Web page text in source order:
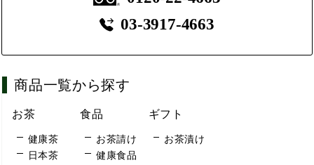
03-3917-4663
商品一覧から探す
お茶
健康茶
日本茶
食品
お茶請け
健康食品
ギフト
お茶漬け